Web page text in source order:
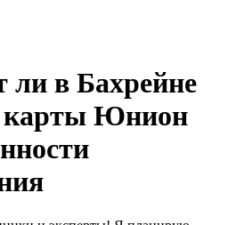
в Бахрейне
карты Юнион